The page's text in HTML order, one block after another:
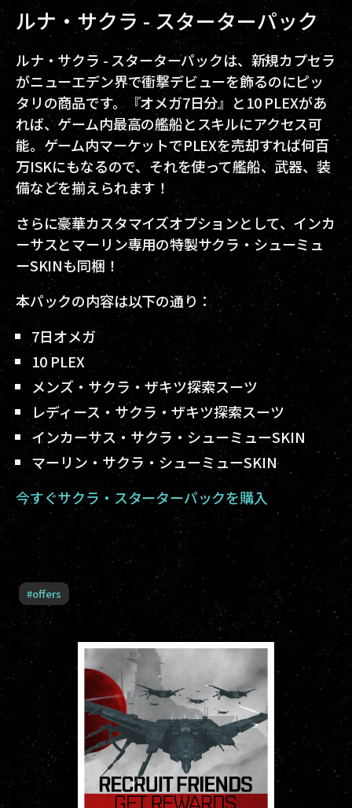
ルナ・サクラ - スターターパック
ルナ・サクラ - スターターパックは、新規カプセラ
がニューエデン界で衝撃デビューを飾るのにピッ
タリの商品です。『オメガ7日分』と10 PLEXがあ
れば、ゲーム内最高の艦船とスキルにアクセス可
能。ゲーム内マーケットでPLEXを売却すれば何百
万ISKにもなるので、それを使って艦船、武器、装
備などを揃えられます！
さらに豪華カスタマイズオプションとして、インカ
ーサスとマーリン専用の特製サクラ・シューミュ
ーSKINも同梱！
本パックの内容は以下の通り：
7日オメガ
10 PLEX
メンズ・サクラ・ザキツ探索スーツ
レディース・サクラ・ザキツ探索スーツ
インカーサス・サクラ・シューミューSKIN
マーリン・サクラ・シューミューSKIN
今すぐサクラ・スターターパックを購入
#offers